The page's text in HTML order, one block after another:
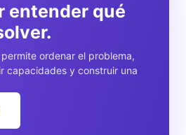
entender qué
ordenar el problema,
capacidades y construir una